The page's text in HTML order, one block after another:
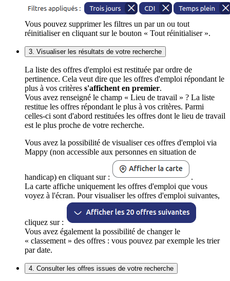
Vous pouvez supprimer les filtres un par un ou tout
réinitialiser en cliquant sur le bouton « Tout réinitialiser ».
3. Visualiser les résultats de votre recherche
La liste des offres d'emploi est restituée par ordre de
pertinence. Cela veut dire que les offres d'emploi répondant le
plus à vos critères s'affichent en premier.
Vous avez renseigné le champ « Lieu de travail » ? La liste
restitue les offres répondant le plus à vos critères. Parmi
celles-ci sont d'abord restituées les offres dont le lieu de travail
est le plus proche de votre recherche.
Vous avez la possibilité de visualiser ces offres d'emploi via
Mappy (non accessible aux personnes en situation de
handicap) en cliquant sur :
.
La carte affiche uniquement les offres d'emploi que vous
voyez à l'écran. Pour visualiser les offres d'emploi suivantes,
cliquez sur :
Vous avez également la possibilité de changer le
« classement » des offres : vous pouvez par exemple les trier
par date.
4. Consulter les offres issues de votre recherche